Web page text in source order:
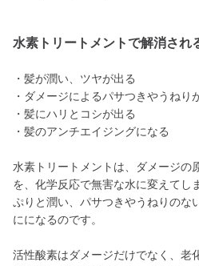
水素トリートメントで解消され
・髪が潤い、ツヤが出る
・ダメージによるパサつきやうねり
・髪にハリとコシが出る
・髪のアンチエイジングになる
水素トリートメントは、ダメージの
を、化学反応で無害な水に変えてし
ぷりと潤い、パサつきやうねりのな
にになるのです。
活性酸素はダメージだけでなく、老